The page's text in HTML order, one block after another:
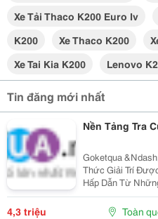
Xe Tải Thaco K200 Euro Iv
K200
Xe Thaco K200
Xe Tai Kia K200
Lenovo
Tin đăng mới nhất
Nền Tảng Tra
Goketqua &Ndash; Xổ Số Là Một Trong Những
Thức Giải Trí
Hấp Dẫn Từ
Hồi Hộp Khi Chờ
Việc Cập Nhật
4,3 triệu Toàn